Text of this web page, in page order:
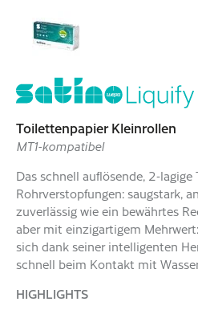
Toilettenpapier Kleinrollen
MT1-kompatibel
Das schnell auflösende, 2-
Rohrverstopfungen: saugstark,
zuverlässig wie ein bewährtes
aber mit einzigartigem
sich dank seiner intelligenten
schnell beim Kontakt mit
HIGHLIGHTS